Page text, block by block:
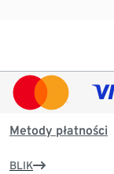
Metody płatności
BLIK